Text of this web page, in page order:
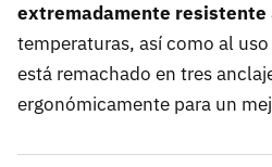
extremadamente resistente
temperaturas, así como al
está remachado en tres
ergonómicamente para un